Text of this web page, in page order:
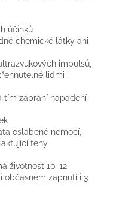
účinků
chemické látky ani
impulsů,
lidmi i
tím zabrání napadení
oslabené nemocí,
feny
životnost 10-12
občasném zapnutí i 3